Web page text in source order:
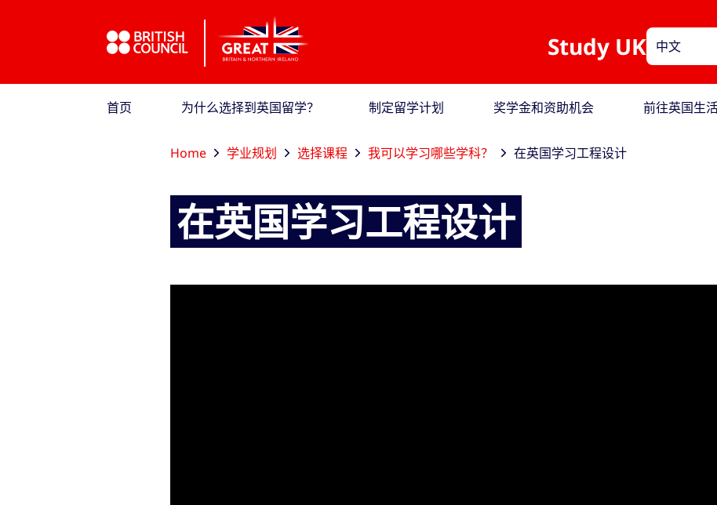
Study UK 中文
首页 为什么选择到英国留学？ 制定留学计划 奖学金和资助机会 前往英国生
Home 学业规划 选择课程 我可以学习哪些学科？ 在英国学习工程设计
在英国学习工程设计